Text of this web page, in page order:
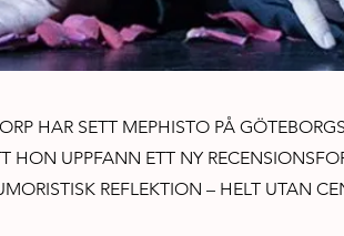
HAR SETT MEPHISTO PÅ
HON UPPFANN ETT NY
REFLEKTION – HELT UTAN